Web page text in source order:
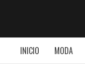
INICIO MODA